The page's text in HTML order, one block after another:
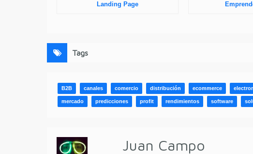
Landing Page
Tags
B2B canales comercio distribución ecommerce
mercado predicciones profit rendimientos software
Juan Campo